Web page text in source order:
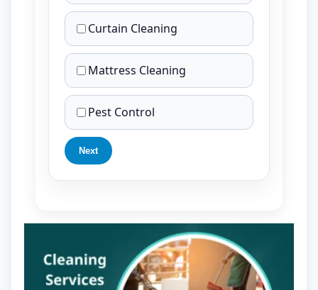
Curtain Cleaning
Mattress Cleaning
Pest Control
Next